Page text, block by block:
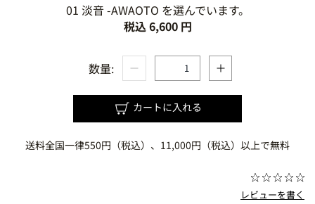
01 淡音 -AWAOTO を選んでいます。
税込 6,600 円
数量:
カートに入れる
送料全国一律550円（税込）、11,000円（税込）以上で無料
レビューを書く